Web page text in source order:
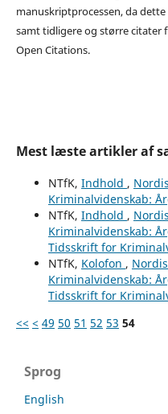
manuskriptprocessen, da
samt tidligere og større citater
Open Citations.
Mest læste artikler af
NTfK, Indhold ,
Kriminalvidenskab:
NTfK, Indhold ,
Kriminalvidenskab:
Tidsskrift for
NTfK, Kolofon ,
Kriminalvidenskab:
Tidsskrift for
<< < 49 50 51 52 53 54
Sprog
English